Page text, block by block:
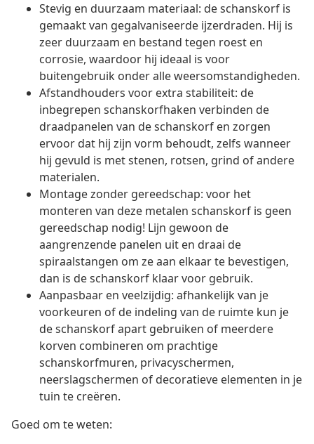
Stevig en duurzaam materiaal: de schanskorf is
gemaakt van gegalvaniseerde ijzerdraden. Hij is
zeer duurzaam en bestand tegen roest en
corrosie, waardoor hij ideaal is voor
buitengebruik onder alle weersomstandigheden.
Afstandhouders voor extra stabiliteit: de
inbegrepen schanskorfhaken verbinden de
draadpanelen van de schanskorf en zorgen
ervoor dat hij zijn vorm behoudt, zelfs wanneer
hij gevuld is met stenen, rotsen, grind of andere
materialen.
Montage zonder gereedschap: voor het
monteren van deze metalen schanskorf is geen
gereedschap nodig! Lijn gewoon de
aangrenzende panelen uit en draai de
spiraalstangen om ze aan elkaar te bevestigen,
dan is de schanskorf klaar voor gebruik.
Aanpasbaar en veelzijdig: afhankelijk van je
voorkeuren of de indeling van de ruimte kun je
de schanskorf apart gebruiken of meerdere
korven combineren om prachtige
schanskorfmuren, privacyschermen,
neerslagschermen of decoratieve elementen in je
tuin te creëren.
Goed om te weten: